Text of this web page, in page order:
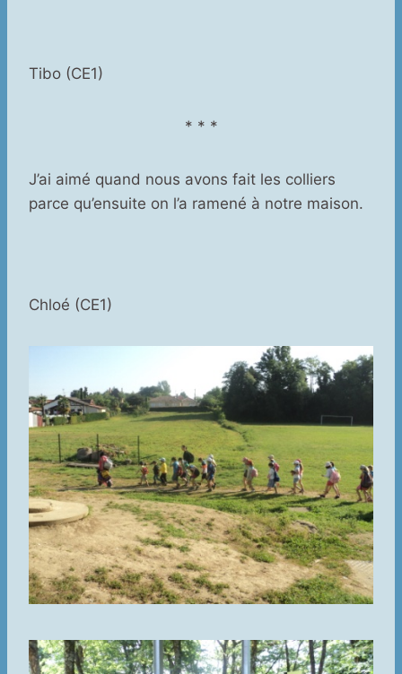
Tibo (CE1)
* * *
J’ai aimé quand nous avons fait les colliers
parce qu’ensuite on l’a ramené à notre maison.
Chloé (CE1)